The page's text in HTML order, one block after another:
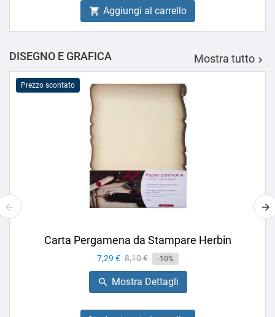
 Aggiungi al carrello
DISEGNO E GRAFICA Mostra tutto 
Prezzo scontato
Carta Pergamena da Stampare Herbin
Prezzo
7,29 € Prezzo
base
8,10 € -10%
 Mostra Dettagli